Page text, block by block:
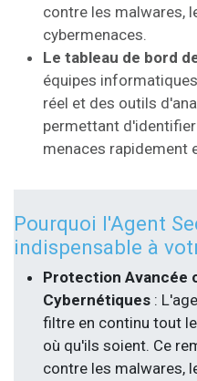
contre les malwares,
cybermenaces.
Le tableau de bord
équipes
réel et des outils
permettant
menaces rapidement
Pourquoi l'Agent
indispensable à
Protection Avancée
Cybernétiques :
filtre en continu tout
où qu'ils soient. Ce
contre les malwares,